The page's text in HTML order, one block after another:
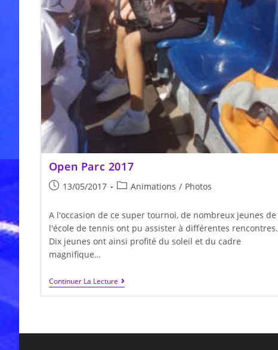
Open Parc 2017
Publication
13/05/2017
PostAnimations / Photos
A l'occasion de ce super tournoi, de nombreux jeunes de
l'école de tennis ont pu assister à différentes rencontres.
Dix jeunes ont ainsi profité du soleil et du cadre
magnifique…
Continuer La LectureOpen
Parc